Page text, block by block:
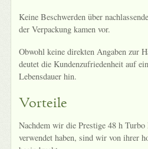
Keine Beschwerden über
der Verpackung kamen vor.
Obwohl keine direkten Angaben zur
deutet die Kundenzufriedenheit auf
Lebensdauer hin.
Vorteile
Nachdem wir die Prestige 48 h
verwendet haben, sind wir von ihrer